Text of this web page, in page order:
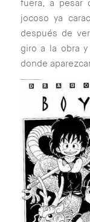
fuera, a pesar
jocoso ya
después de
giro a la obra
donde